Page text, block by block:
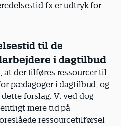
fx er udtryk for.
til de
i dagtilbud
at der tilføres ressourcer til
pædagoger i dagtilbud, og
forslag. Vi ved dog
mere tid på
ressourcetilførsel